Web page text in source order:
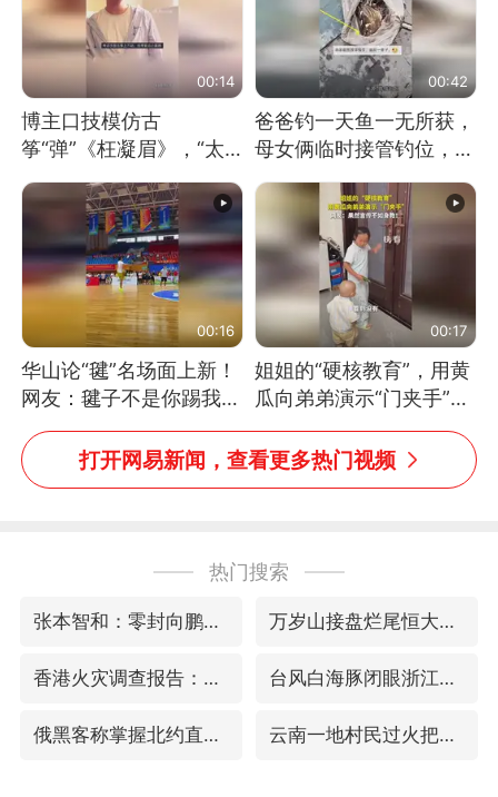
00:14
博主口技模仿古
筝“弹”《枉凝眉》，“太
像了～你是吃古筝长大的
吗？”“或将成为首位考级
不带古筝的选手。”（来
源：新华每日电讯）
00:42
爸爸钓一天鱼一无所获，
母女俩临时接管钓位，用
玩具鱼竿钓上大鱼
00:16
华山论“毽”名场面上新！
网友：毽子不是你踢我
捡，我踢你捡吗
00:17
姐姐的“硬核教育”，用黄
瓜向弟弟演示“门夹手”，
网友：果然言传不如身
教！
打开网易新闻，查看更多热门视频
热门搜索
张本智和：零封向鹏不意外 万岁山接盘烂尾恒大文旅城
香港火灾调查报告：大火或由烟头引起 台风白海豚闭眼浙江上海处于危险半圆
俄黑客称掌握北约直接参与袭俄证据 云南一地村民过火把节意外灼伤16人